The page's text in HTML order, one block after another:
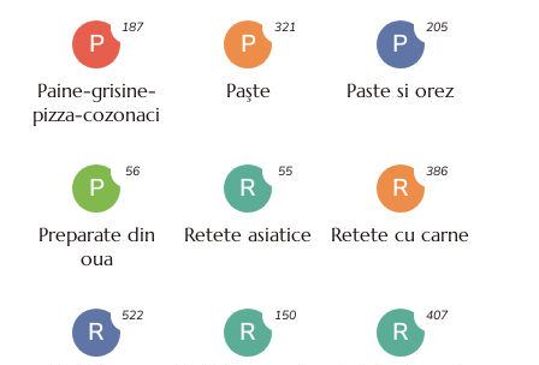
P
Paine-grisine-
pizza-cozonaci
187
P
Paşte
321
P
Paste si orez
205
P
Preparate din
oua
56
R
Retete asiatice
55
R
Retete cu carne
386
R
522
R
150
R
407